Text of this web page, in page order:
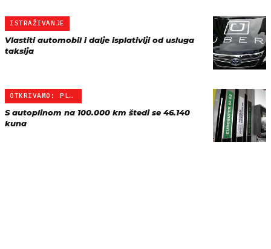
ISTRAŽIVANJE
Vlastiti automobil i dalje isplativiji od usluga
taksija
OTKRIVAMO: PLIN NIKAD IS…
S autoplinom na 100.000 km štedi se 46.140
kuna